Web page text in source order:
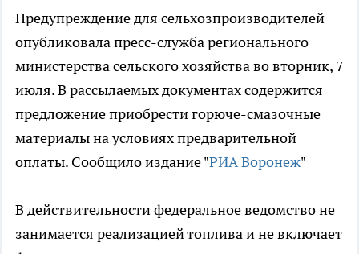
Предупреждение для сельхозпроизводителей
опубликовала пресс-служба регионального
министерства сельского хозяйства во вторник, 7
июля. В рассылаемых документах содержится
предложение приобрести горюче-смазочные
материалы на условиях предварительной
оплаты. Сообщило издание "РИА Воронеж"
В действительности федеральное ведомство не
занимается реализацией топлива и не включает